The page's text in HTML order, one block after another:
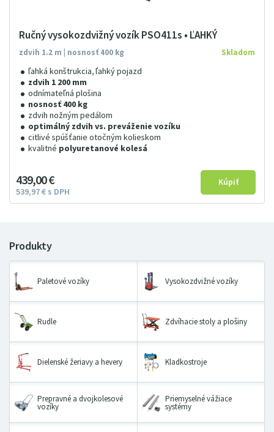
Ručný vysokozdvižný vozík PSO411s • ĽAHKÝ
zdvih 1.2 m | nosnosť 400 kg
ľahká konštrukcia, ľahký pojazd
zdvih 1 200 mm
odnímateľná plošina
nosnosť 400 kg
zdvih nožným pedálom
optimálný zdvih vs. preváženie vozíku
citlivé spúšťanie otočným kolieskom
kvalitné polyuretanové kolesá
Skladom
439 00€
539 97€ s DPH
Paletové vozíky Vysokozdvižné vozíky
Rudle Zdvíhacie stoly a plošiny
Dielenské žeriavy a hevery Kladkostroje
Prepravné a dvojkolesové
vozíky
Priemyselné vážiace
systémy